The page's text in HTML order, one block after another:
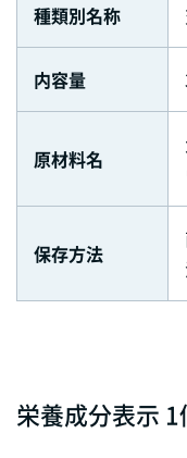
種類別名称
内容量
原材料名
保存方法
栄養成分表示 1